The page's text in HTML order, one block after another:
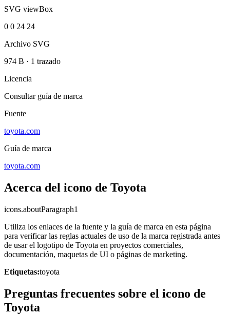
SVG viewBox
0 0 24 24
Archivo SVG
974 B · 1 trazado
Licencia
Consultar guía de marca
Fuente
toyota.com
Guía de marca
toyota.com
Acerca del icono de Toyota
icons.aboutParagraph1
Utiliza los enlaces de la fuente y la guía de marca en esta página
para verificar las reglas actuales de uso de la marca registrada antes
de usar el logotipo de Toyota en proyectos comerciales,
documentación, maquetas de UI o páginas de marketing.
Etiquetas:toyota
Preguntas frecuentes sobre el icono de
Toyota